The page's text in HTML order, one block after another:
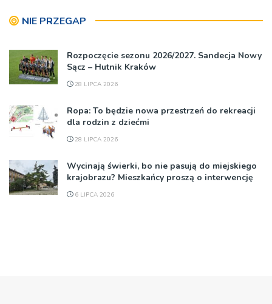
NIE PRZEGAP
Rozpoczęcie sezonu 2026/2027. Sandecja Nowy
Sącz – Hutnik Kraków
28 LIPCA 2026
Ropa: To będzie nowa przestrzeń do rekreacji
dla rodzin z dziećmi
28 LIPCA 2026
Wycinają świerki, bo nie pasują do miejskiego
krajobrazu? Mieszkańcy proszą o interwencję
6 LIPCA 2026